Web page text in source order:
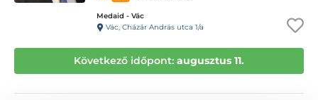
Medaid - Vác
Vác, Cházár András utca 1/a
Következő időpont: augusztus 11.